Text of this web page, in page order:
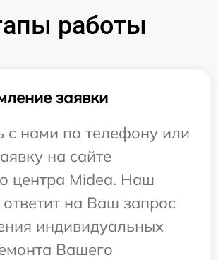
работы
заявки
с нами по телефону или
на сайте
центра Midea. Наш
на Ваш запрос
индивидуальных
Вашего